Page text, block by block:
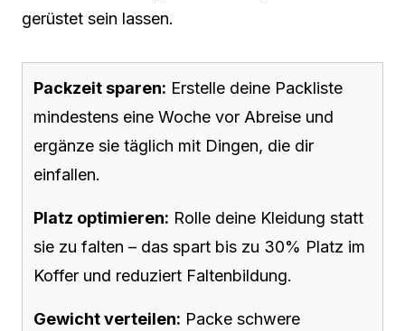
gerüstet sein lassen.
Packzeit sparen: Erstelle deine Packliste
mindestens eine Woche vor Abreise und
ergänze sie täglich mit Dingen, die dir
einfallen.
Platz optimieren: Rolle deine Kleidung statt
sie zu falten – das spart bis zu 30% Platz im
Koffer und reduziert Faltenbildung.
Gewicht verteilen: Packe schwere